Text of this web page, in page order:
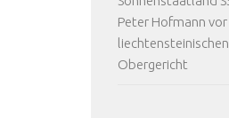
Peter Hofmann
liechtensteinischen
Obergericht